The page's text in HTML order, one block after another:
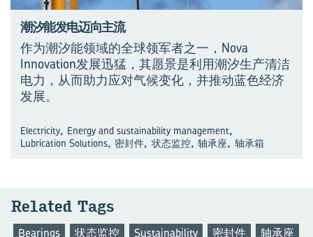
潮汐能发电迈向主流
作为潮汐能领域的全球领军者之一，Nova
Innovation发展迅猛，其愿景是利用潮汐生产清洁
电力，从而助力应对气候变化，并推动蓝色经济
发展。
Electricity, Energy and sustainability management,
Lubrication Solutions, 密封件, 状态监控, 轴承座, 轴承箱
Re­lated Tags
Bearings 状态监控 Sustainability 密封件 轴承座